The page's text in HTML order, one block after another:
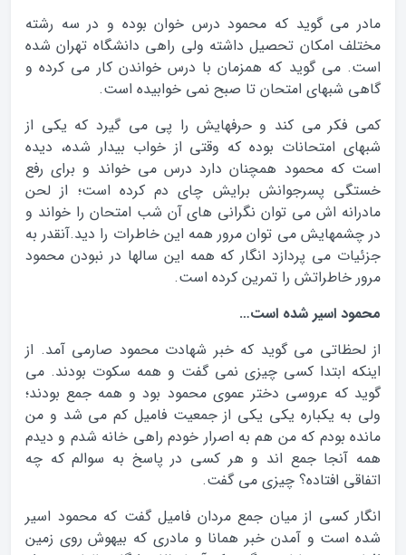
مادر می گوید که محمود درس خوان بوده و در سه رشته
مختلف امکان تحصیل داشته ولی راهی دانشگاه تهران شده
است. می گوید که همزمان با درس خواندن کار می کرده و
گاهی شبهای امتحان تا صبح نمی خوابیده است.
کمی فکر می کند و حرفهایش را پی می گیرد که یکی از
شبهای امتحانات بوده که وقتی از خواب بیدار شده، دیده
است که محمود همچنان دارد درس می خواند و برای رفع
خستگی پسرجوانش برایش چای دم کرده است؛ از لحن
مادرانه اش می توان نگرانی های آن شب امتحان را خواند و
در چشمهایش می توان مرور همه این خاطرات را دید.آنقدر به
جزئیات می پردازد انگار که همه این سالها در نبودن محمود
مرور خاطراتش را تمرین کرده است.
محمود اسیر شده است…
از لحظاتی می گوید که خبر شهادت محمود صارمی آمد. از
اینکه ابتدا کسی چیزی نمی گفت و همه سکوت بودند. می
گوید که عروسی دختر عموی محمود بود و همه جمع بودند؛
ولی به یکباره یکی یکی از جمعیت فامیل کم می شد و من
مانده بودم که من هم به اصرار خودم راهی خانه شدم و دیدم
همه آنجا جمع اند و هر کسی در پاسخ به سوالم که چه
اتفاقی افتاده؟ چیزی می گفت.
انگار کسی از میان جمع مردان فامیل گفت که محمود اسیر
شده است و آمدن خبر همانا و مادری که بیهوش روی زمین